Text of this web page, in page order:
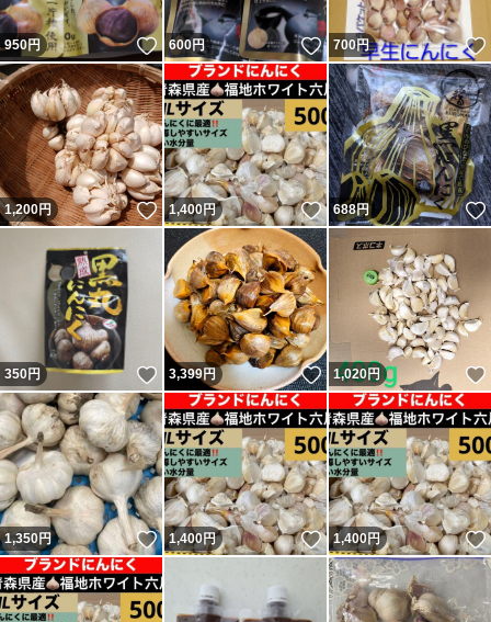
950円 いいね！
600円 いいね！
700円
1,200円 いいね！
1,400円 いいね！
688円
350円 いいね！
3,399円 いいね！
1,020円
1,350円 いいね！
1,400円 いいね！
1,400円